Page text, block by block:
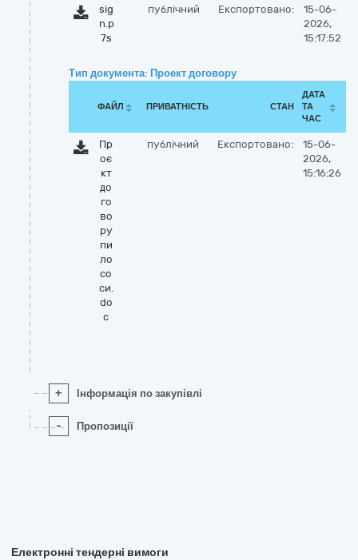
sig
n.p
7s
публічний Експортовано:
15-06-
2026,
15:17:52
Тип документа: Проект договору
ФАЙЛ ПРИВАТНІСТЬ СТАН
ДАТА
ТА
ЧАС
Пр
оє
кт
до
го
во
ру
пи
ло
со
си.
do
c
публічний Експортовано:
15-06-
2026,
15:16:26
+ Інформація по закупівлі
- Пропозиції
Електронні тендерні вимоги